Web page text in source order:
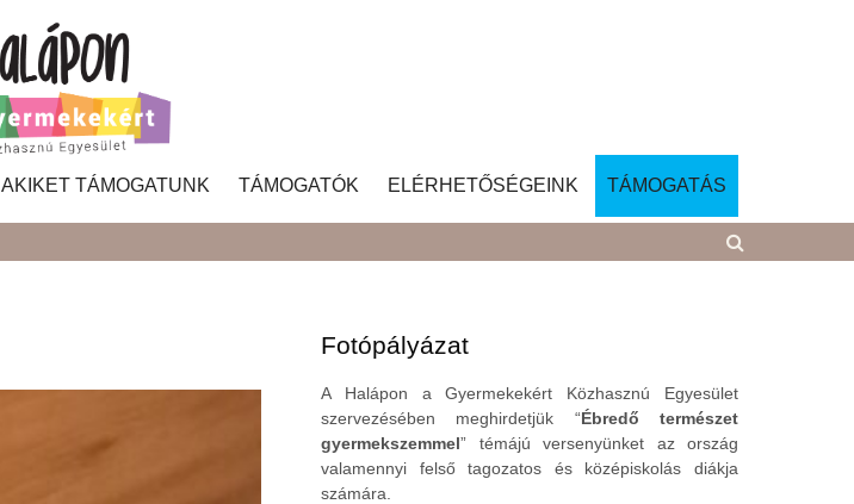
AKIKET TÁMOGATUNK TÁMOGATÓK ELÉRHETŐSÉGEINK TÁMOGATÁS
Fotópályázat
A Halápon a Gyermekekért Közhasznú Egyesület
szervezésében meghirdetjük “Ébredő természet
gyermekszemmel” témájú versenyünket az ország
valamennyi felső tagozatos és középiskolás diákja
számára.